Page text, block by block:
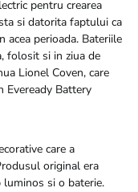
pentru crearea
si datorita faptului ca
acea perioada. Bateriile
folosit si in ziua de
Lionel Coven, care
Eveready Battery
care a
original era
si o baterie.